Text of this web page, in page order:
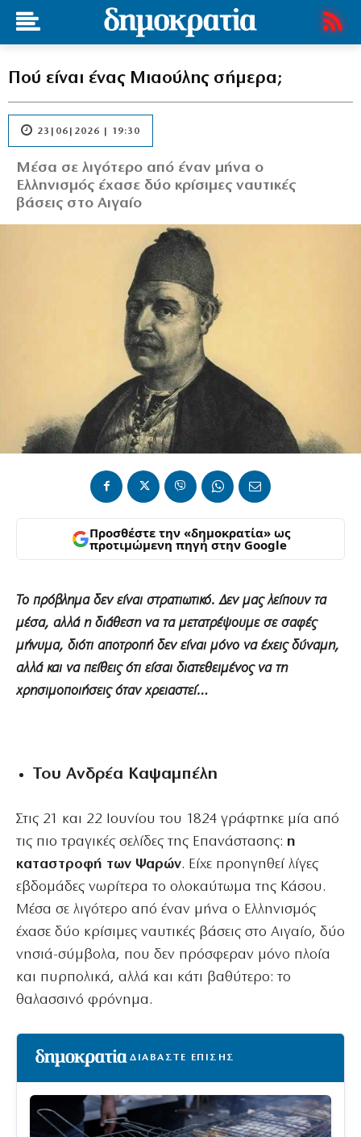
Πού είναι ένας Μιαούλης σήμερα;
23|06|2026 | 19:30
Μέσα σε λιγότερο από έναν μήνα ο
Ελληνισμός έχασε δύο κρίσιμες ναυτικές
βάσεις στο Αιγαίο
Προσθέστε την «δημοκρατία» ως
προτιμώμενη πηγή στην Google
Το πρόβλημα δεν είναι στρατιωτικό. Δεν μας λείπουν τα
μέσα, αλλά η διάθεση να τα μετατρέψουμε σε σαφές
μήνυμα, διότι αποτροπή δεν είναι μόνο να έχεις δύναμη,
αλλά και να πείθεις ότι είσαι διατεθειμένος να τη
χρησιμοποιήσεις όταν χρειαστεί…
Του Ανδρέα Καψαμπέλη
Στις 21 και 22 Ιουνίου του 1824 γράφτηκε μία από
τις πιο τραγικές σελίδες της Επανάστασης: η
καταστροφή των Ψαρών. Είχε προηγηθεί λίγες
εβδομάδες νωρίτερα το ολοκαύτωμα της Κάσου.
Μέσα σε λιγότερο από έναν μήνα ο Ελληνισμός
έχασε δύο κρίσιμες ναυτικές βάσεις στο Αιγαίο, δύο
νησιά-σύμβολα, που δεν πρόσφεραν μόνο πλοία
και πυρπολικά, αλλά και κάτι βαθύτερο: το
θαλασσινό φρόνημα.
ΔΙΑΒΑΣΤΕ ΕΠΙΣΗΣ